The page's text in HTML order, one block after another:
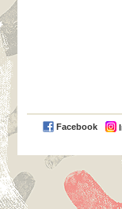
Facebook